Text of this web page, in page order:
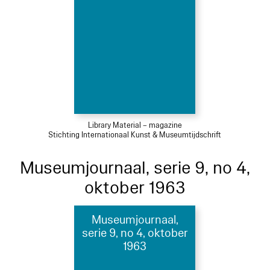
Library Material – magazine
Stichting Internationaal Kunst & Museumtijdschrift
Museumjournaal, serie 9, no 4,
oktober 1963
Museumjournaal,
serie 9, no 4, oktober
1963